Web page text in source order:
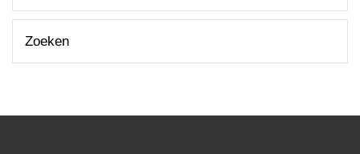
Zoeken